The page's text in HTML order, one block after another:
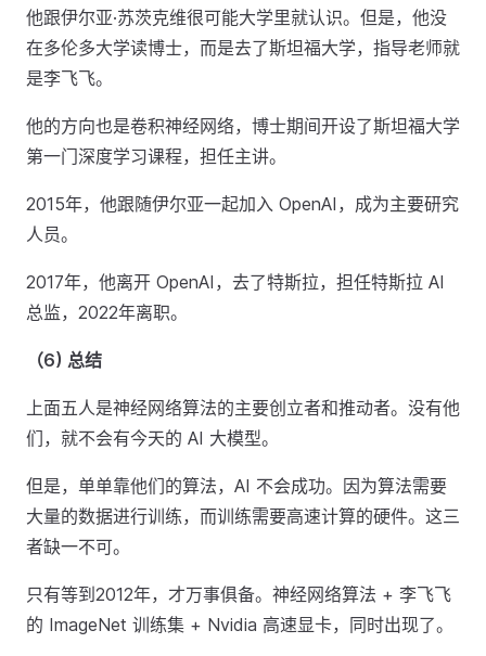
他跟伊尔亚·苏茨克维很可能大学里就认识。但是，他没
在多伦多大学读博士，而是去了斯坦福大学，指导老师就
是李飞飞。
他的方向也是卷积神经网络，博士期间开设了斯坦福大学
第一门深度学习课程，担任主讲。
2015年，他跟随伊尔亚一起加入 OpenAI，成为主要研究
人员。
2017年，他离开 OpenAI，去了特斯拉，担任特斯拉 AI
总监，2022年离职。
（6) 总结
上面五人是神经网络算法的主要创立者和推动者。没有他
们，就不会有今天的 AI 大模型。
但是，单单靠他们的算法，AI 不会成功。因为算法需要
大量的数据进行训练，而训练需要高速计算的硬件。这三
者缺一不可。
只有等到2012年，才万事俱备。神经网络算法 + 李飞飞
的 ImageNet 训练集 + Nvidia 高速显卡，同时出现了。